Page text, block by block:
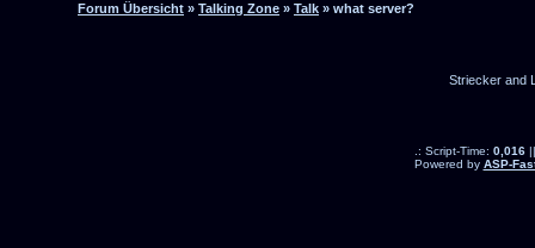
Forum Übersicht » Talking Zone » Talk » what server?
Striecker and
.: Script-Time: 0,016||
Powered by ASP-